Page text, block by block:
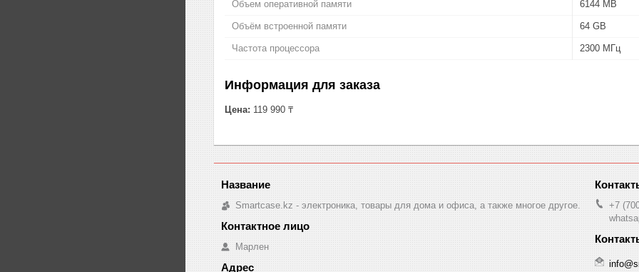
Объем оперативной памяти 6144 MB
Объём встроенной памяти 64 GB
Частота процессора 2300 МГц
Информация для заказа
Цена: 119 990 ₸
Smartcase.kz - электроника, товары для дома и офиса, а также многое другое.
Марлен
+7